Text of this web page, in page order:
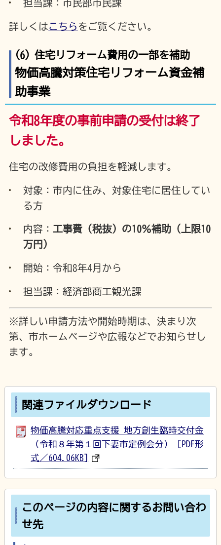
担当課：市民部市民課
詳しくはこちら をご覧ください。
(6) 住宅リフォーム費用の一部を補助
物価高騰対策住宅リフォーム資金補
助事業
令和8年度の事前申請の受付は終了
しました。
住宅の改修費用の負担を軽減します。
対象：市内に住み、対象住宅に居住してい
る方
内容：工事費（税抜）の10％補助（上限10
万円）
開始：令和8年4月から
担当課：経済部商工観光課
※詳しい申請方法や開始時期は、決まり次
第、市ホームページや広報などでお知らせし
ます。
関連ファイルダウンロード
物価高騰対応重点支援 地方創生臨時交付金
（令和８年第１回下妻市定例会分） [PDF形
式／604.06KB]
このページの内容に関するお問い合わ
せ先